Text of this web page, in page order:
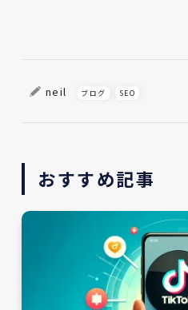
neil ブログ SEO
おすすめ記事